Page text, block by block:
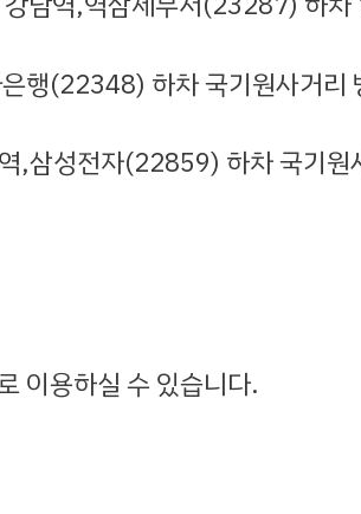
행(22348) 하차 국기원사거리
,삼성전자(22859) 하차 국기원
이용하실 수 있습니다.